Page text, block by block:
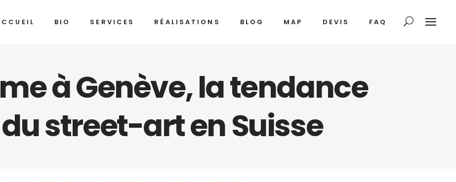
BIO SERVICES RÉALISATIONS BLOG MAP DEVIS FAQ
à Genève, la tendance
street-art en Suisse